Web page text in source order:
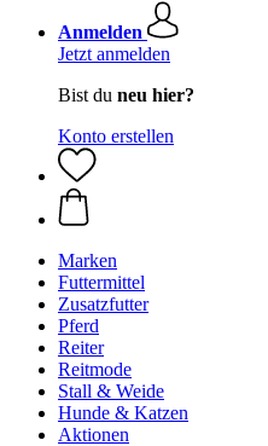
Anmelden
Jetzt anmelden
Bist du neu hier?
Konto erstellen
Marken
Futtermittel
Zusatzfutter
Pferd
Reiter
Reitmode
Stall & Weide
Hunde & Katzen
Aktionen